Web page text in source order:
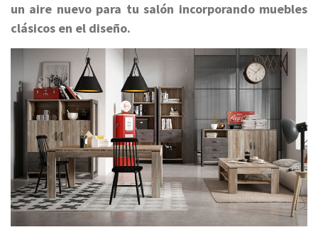
un aire nuevo para tu salón incorporando muebles
clásicos en el diseño.